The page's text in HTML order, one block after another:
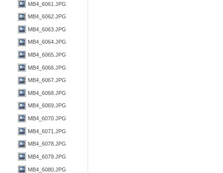
MB4_6061.JPG
MB4_6062.JPG
MB4_6063.JPG
MB4_6064.JPG
MB4_6065.JPG
MB4_6066.JPG
MB4_6067.JPG
MB4_6068.JPG
MB4_6069.JPG
MB4_6070.JPG
MB4_6071.JPG
MB4_6078.JPG
MB4_6079.JPG
MB4_6080.JPG